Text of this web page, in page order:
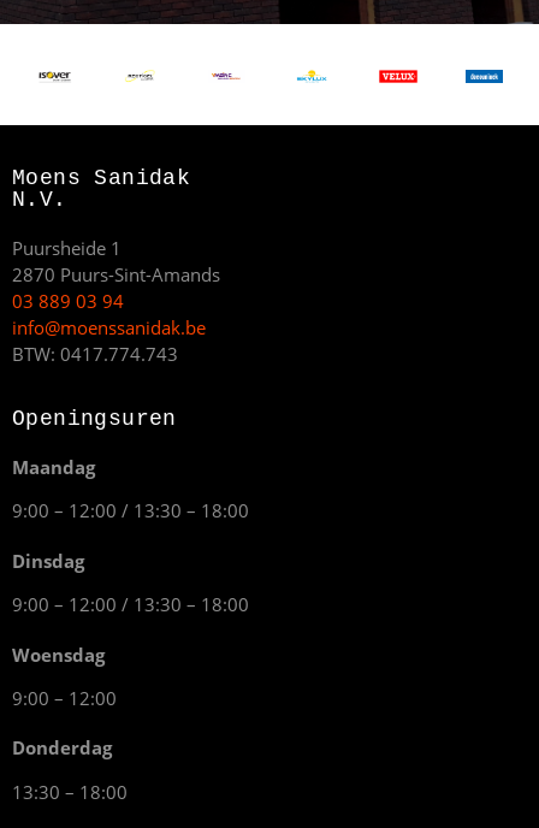
Moens Sanidak
N.V.
Puursheide 1
2870 Puurs-Sint-Amands
03 889 03 94
info@moenssanidak.be
BTW: 0417.774.743
Openingsuren
Maandag
9:00 – 12:00 / 13:30 – 18:00
Dinsdag
9:00 – 12:00 / 13:30 – 18:00
Woensdag
9:00 – 12:00
Donderdag
13:30 – 18:00